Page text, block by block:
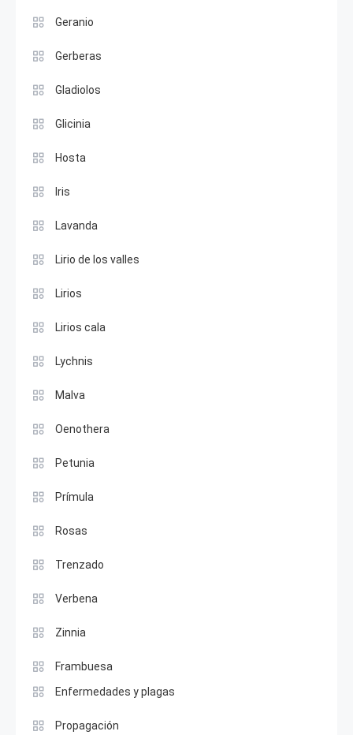
Geranio
Gerberas
Gladiolos
Glicinia
Hosta
Iris
Lavanda
Lirio de los valles
Lirios
Lirios cala
Lychnis
Malva
Oenothera
Petunia
Prímula
Rosas
Trenzado
Verbena
Zinnia
Frambuesa
Enfermedades y plagas
Propagación